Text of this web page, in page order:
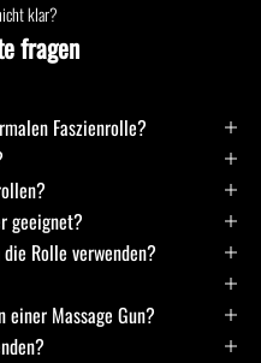
klar?
fragen
Faszienrolle?
geeignet?
Rolle verwenden?
Massage Gun?